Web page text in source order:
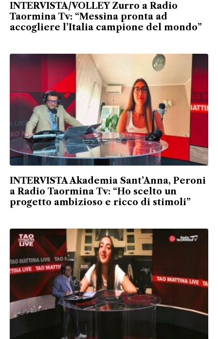
INTERVISTA/VOLLEY Zurro a Radio
Taormina Tv: “Messina pronta ad
accogliere l’Italia campione del mondo”
INTERVISTA Akademia Sant’Anna, Peroni
a Radio Taormina Tv: “Ho scelto un
progetto ambizioso e ricco di stimoli”